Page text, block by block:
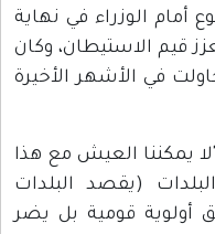
أمام الوزراء في نهاية
قيم الاستيطان، وكان
في الأشهر الأخيرة
يمكننا العيش مع هذا
(يقصد البلدات
أولوية قومية بل يضر